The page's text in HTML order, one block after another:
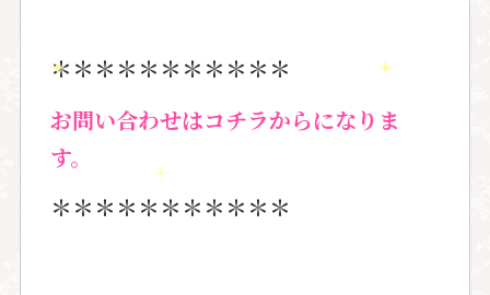
＊＊＊＊＊＊＊＊＊＊＊
お問い合わせはコチラからになりま
す。
＊＊＊＊＊＊＊＊＊＊＊